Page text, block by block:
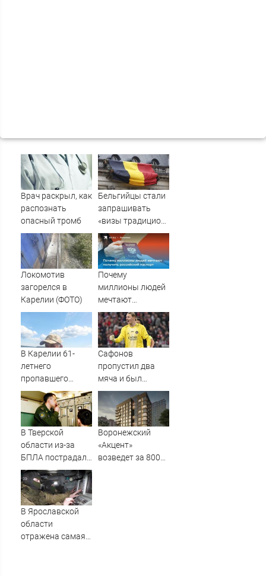
Врач раскрыл, как
распознать
опасный тромб
Бельгийцы стали
запрашивать
«визы традиционных
ценностей» в
посольстве РФ
Локомотив
загорелся в
Карелии (ФОТО)
Почему
миллионы людей
мечтают
получить
российский
паспорт
В Карелии 61-
летнего
пропавшего
мужчину нашли
мертвым
Сафонов
пропустил два
мяча и был
заменён в матче с
«Мальоркой».
Российский
вратарь уступил
место Шевалье в
В Тверской
области из-за
БПЛА пострадал
склад
Вайлдберриз и
постройки в СНТ
– Новости Твери и
городов Тверской
Воронежский
«Акцент»
возведет за 800
В Ярославской
области
отражена самая